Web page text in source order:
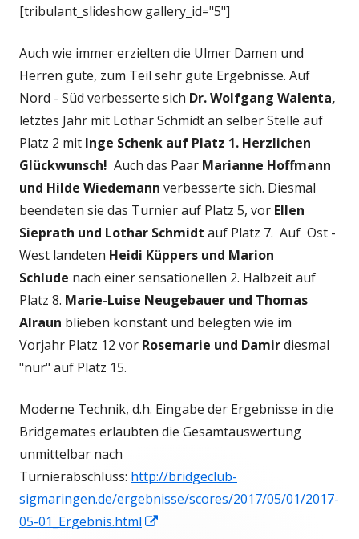
[tribulant_slideshow gallery_id="5"]
Auch wie immer erzielten die Ulmer Damen und
Herren gute, zum Teil sehr gute Ergebnisse. Auf
Nord - Süd verbesserte sich Dr. Wolfgang Walenta,
letztes Jahr mit Lothar Schmidt an selber Stelle auf
Platz 2 mit Inge Schenk auf Platz 1. Herzlichen
Glückwunsch! Auch das Paar Marianne Hoffmann
und Hilde Wiedemann verbesserte sich. Diesmal
beendeten sie das Turnier auf Platz 5, vor Ellen
Sieprath und Lothar Schmidt auf Platz 7. Auf Ost -
West landeten Heidi Küppers und Marion
Schlude nach einer sensationellen 2. Halbzeit auf
Platz 8. Marie-Luise Neugebauer und Thomas
Alraun blieben konstant und belegten wie im
Vorjahr Platz 12 vor Rosemarie und Damirdiesmal
"nur" auf Platz 15.
Moderne Technik, d.h. Eingabe der Ergebnisse in die
Bridgemates erlaubten die Gesamtauswertung
unmittelbar nach
Turnierabschluss: http://bridgeclub-
sigmaringen.de/ergebnisse/scores/2017/05/01/2017-
05-01_Ergebnis.html